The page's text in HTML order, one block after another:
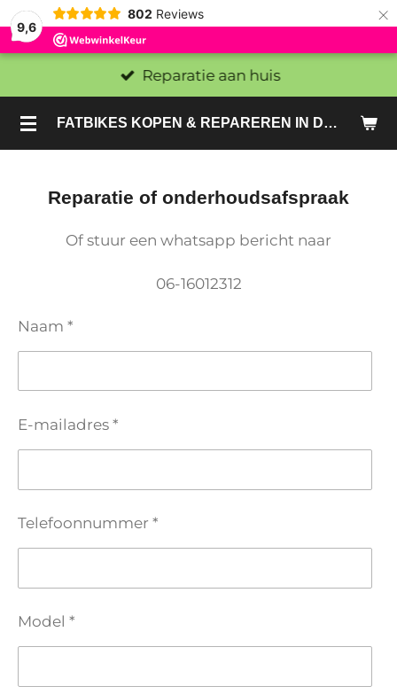
9,6
802 Reviews ×
FATBIKES KOPEN & REPAREREN IN DEN HAAG EN ZOETERMEER - SACHE BIKES
Reparatie aan huis
Reparatie of onderhoudsafspraak
Of stuur een whatsapp bericht naar
06-16012312
Naam *
E-mailadres *
Telefoonnummer *
Model *